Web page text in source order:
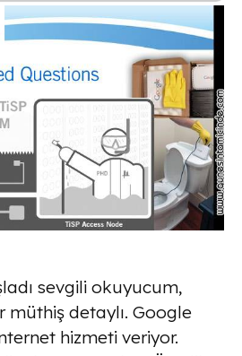
sevgili okuyucum,
müthiş detaylı. Google
hizmeti veriyor.